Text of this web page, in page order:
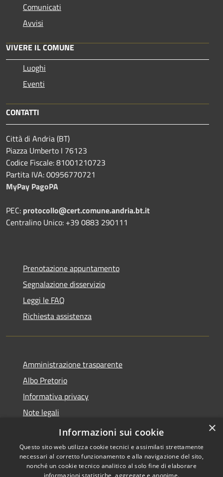
Comunicati
Avvisi
VIVERE IL COMUNE
Luoghi
Eventi
CONTATTI
Città di Andria (BT)
Piazza Umberto I 76123
Codice Fiscale: 81001210723
Partita IVA: 00956770721
MyPay PagoPA
PEC: protocollo@cert.comune.andria.bt.it
Centralino Unico: +39 0883 290111
Prenotazione appuntamento
Segnalazione disservizio
Leggi le FAQ
Richiesta assistenza
Amministrazione trasparente
Albo Pretorio
Informativa privacy
Note legali
Dichiarazione di accessibilità
×
Informazioni sui cookie
Questo sito web utilizza cookie tecnici e assimilati strettamente
necessari al corretto funzionamento e alla navigazione del sito,
nonché un cookie tecnico analitico al solo fine di elaborare
informazioni statistiche, aggregate e anonime.